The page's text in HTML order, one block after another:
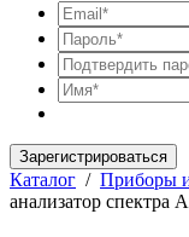
Зарегистрироваться
Каталог / Приборы
анализатор спектра